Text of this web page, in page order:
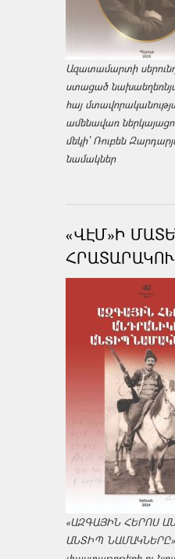
Ազատամարտի
ստացած
հայ
ամենավառ
մեկի՝ Ռուբեն
նամակներ
«ՎԷՄ»Ի
«ԱԶԳԱՅԻՆ ՀԵՐՈՍ
ԱՆՏԻՊ ՆԱՄԱԿՆԵՐԸ»